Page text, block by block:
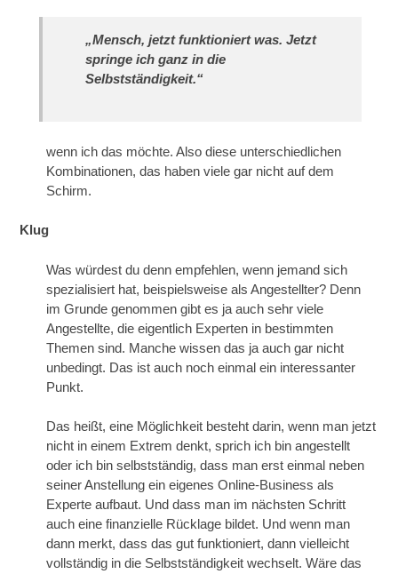
„Mensch, jetzt funktioniert was. Jetzt
springe ich ganz in die
Selbstständigkeit.“
wenn ich das möchte. Also diese unterschiedlichen
Kombinationen, das haben viele gar nicht auf dem
Schirm.
Klug
Was würdest du denn empfehlen, wenn jemand sich
spezialisiert hat, beispielsweise als Angestellter? Denn
im Grunde genommen gibt es ja auch sehr viele
Angestellte, die eigentlich Experten in bestimmten
Themen sind. Manche wissen das ja auch gar nicht
unbedingt. Das ist auch noch einmal ein interessanter
Punkt.
Das heißt, eine Möglichkeit besteht darin, wenn man jetzt
nicht in einem Extrem denkt, sprich ich bin angestellt
oder ich bin selbstständig, dass man erst einmal neben
seiner Anstellung ein eigenes Online-Business als
Experte aufbaut. Und dass man im nächsten Schritt
auch eine finanzielle Rücklage bildet. Und wenn man
dann merkt, dass das gut funktioniert, dann vielleicht
vollständig in die Selbstständigkeit wechselt. Wäre das